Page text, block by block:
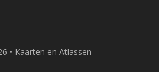
• Kaarten en Atlassen